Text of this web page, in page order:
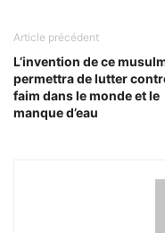
Article précédent
L’invention de ce
permettra de lutter
faim dans le monde et le
manque d’eau